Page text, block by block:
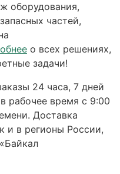
оборудования,
частей,
о всех решениях,
задачи!
24 часа, 7 дней
рабочее время с 9:00
Доставка
и в регионы России,